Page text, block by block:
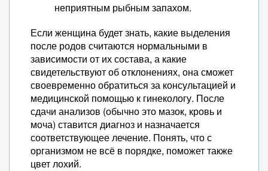
неприятным рыбным запахом.
Если женщина будет знать, какие выделения
после родов считаются нормальными в
зависимости от их состава, а какие
свидетельствуют об отклонениях, она сможет
своевременно обратиться за консультацией и
медицинской помощью к гинекологу. После
сдачи анализов (обычно это мазок, кровь и
моча) ставится диагноз и назначается
соответствующее лечение. Понять, что с
организмом не всё в порядке, поможет также
цвет лохий.